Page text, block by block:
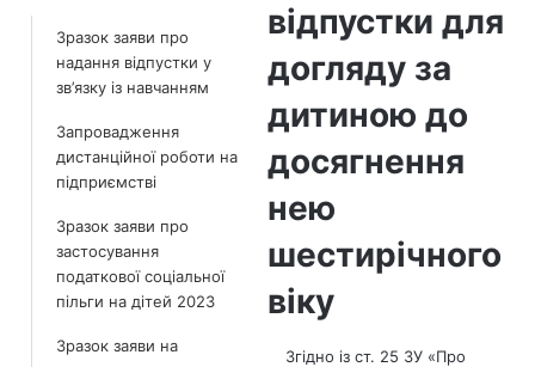
Зразок заяви про
надання відпустки у
зв’язку із навчанням
Запровадження
дистанційної роботи на
підприємстві
Зразок заяви про
застосування
податкової соціальної
пільги на дітей 2023
Зразок заяви на
відпустки для
догляду за
дитиною до
досягнення
нею
шестирічного
віку
Згідно із ст. 25 ЗУ «Про